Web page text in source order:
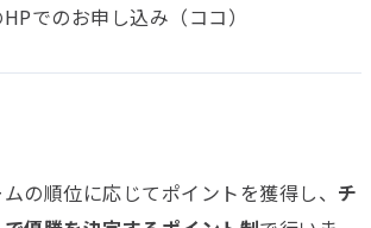
でのお申し込み（ココ）
の順位に応じてポイントを獲得し、 チ